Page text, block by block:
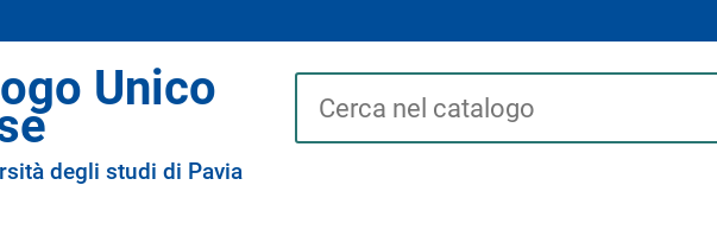
Unico
degli studi di Pavia
Cerca su "Catalogo"